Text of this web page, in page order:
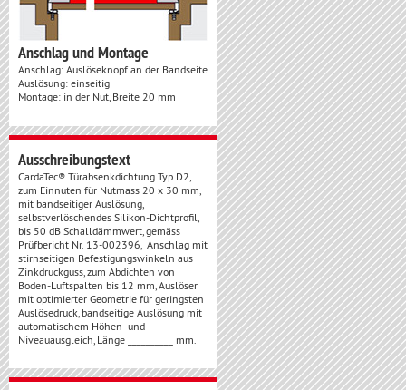
Anschlag und Montage
Anschlag: Auslöseknopf an der Bandseite
Auslösung: einseitig
Montage: in der Nut, Breite 20 mm
Ausschreibungstext
CardaTec® Türabsenkdichtung Typ D2,
zum Einnuten für Nutmass 20 x 30 mm,
mit bandseitiger Auslösung,
selbstverlöschendes Silikon-Dichtprofil,
bis 50 dB Schalldämmwert, gemäss
Prüfbericht Nr. 13-002396, Anschlag mit
stirnseitigen Befestigungswinkeln aus
Zinkdruckguss, zum Abdichten von
Boden-Luftspalten bis 12 mm, Auslöser
mit optimierter Geometrie für geringsten
Auslösedruck, bandseitige Auslösung mit
automatischem Höhen- und
Niveauausgleich, Länge __________ mm.